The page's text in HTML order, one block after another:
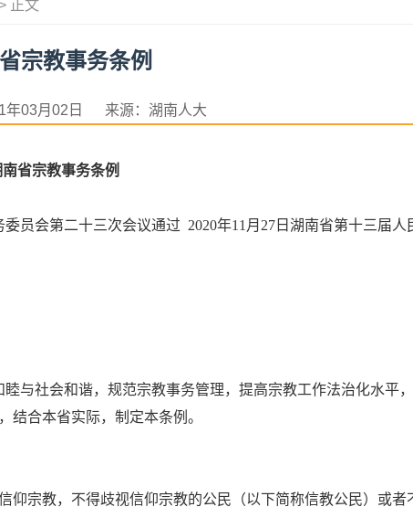
> 正文
宗教事务条例
年03月02日 来源：湖南人大
省宗教事务条例
委员会第二十三次会议通过 2020年11月27日湖南省第十三届人
与社会和谐，规范宗教事务管理，提高宗教工作法治化水平
结合本省实际，制定本条例。
仰宗教，不得歧视信仰宗教的公民（以下简称信教公民）或者